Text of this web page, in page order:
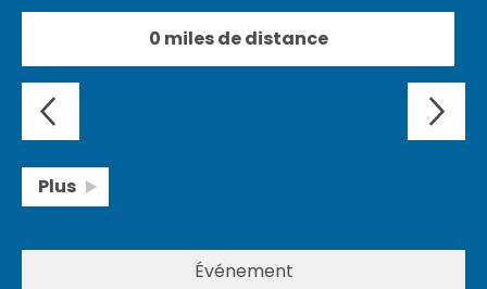
0 miles de distance
Plus
Événement